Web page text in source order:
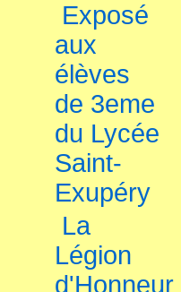
Exposé
aux
élèves
de 3eme
du Lycée
Saint-
Exupéry
La
Légion
d'Honneur